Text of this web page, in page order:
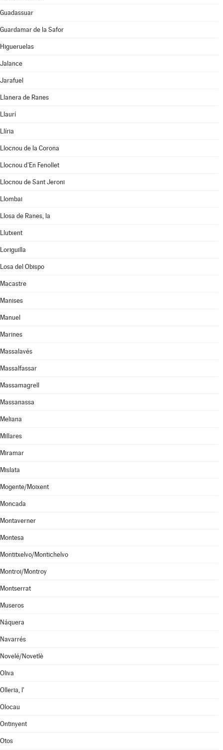
Guadassuar
Guardamar de la Safor
Higueruelas
Jalance
Jarafuel
Llanera de Ranes
Llaurí
Llíria
Llocnou de la Corona
Llocnou d'En Fenollet
Llocnou de Sant Jeroni
Llombai
Llosa de Ranes, la
Llutxent
Loriguilla
Losa del Obispo
Macastre
Manises
Manuel
Marines
Massalavés
Massalfassar
Massamagrell
Massanassa
Meliana
Millares
Miramar
Mislata
Mogente/Moixent
Moncada
Montaverner
Montesa
Montitxelvo/Montichelvo
Montroi/Montroy
Montserrat
Museros
Náquera
Navarrés
Novelé/Novetlè
Oliva
Olleria, l'
Olocau
Ontinyent
Otos